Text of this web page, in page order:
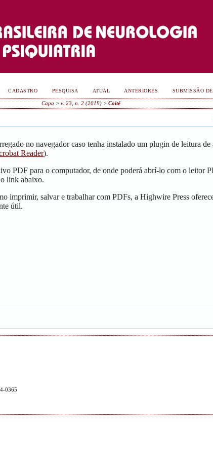
CADASTRO PESQUISA ATUAL ANTERIORES SUBMISSÃO DE
Capa > v. 23, n. 2 (2019)> Coité
no navegador caso tenha instalado um plugin de leitura
Reader).
PDF para o computador, de onde poderá abrí-lo com o leitor
link abaixo.
imprimir, salvar e trabalhar com PDFs, a Highwire Press
útil.
0365